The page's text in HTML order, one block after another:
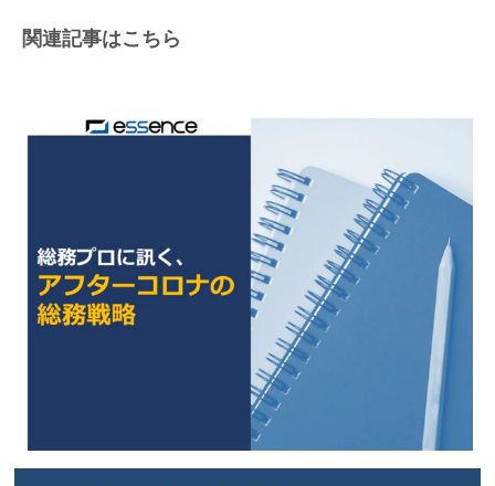
関連記事はこちら